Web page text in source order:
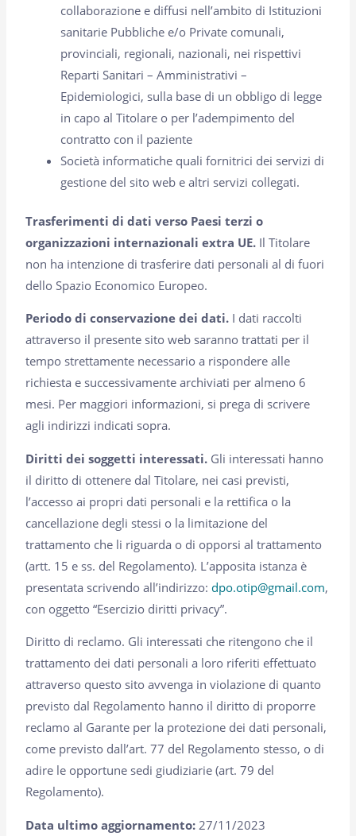
collaborazione e diffusi nell’ambito di Istituzioni
sanitarie Pubbliche e/o Private comunali,
provinciali, regionali, nazionali, nei rispettivi
Reparti Sanitari – Amministrativi –
Epidemiologici, sulla base di un obbligo di legge
in capo al Titolare o per l’adempimento del
contratto con il paziente
Società informatiche quali fornitrici dei servizi di
gestione del sito web e altri servizi collegati.
Trasferimenti di dati verso Paesi terzi o
organizzazioni internazionali extra UE. Il Titolare
non ha intenzione di trasferire dati personali al di fuori
dello Spazio Economico Europeo.
Periodo di conservazione dei dati. I dati raccolti
attraverso il presente sito web saranno trattati per il
tempo strettamente necessario a rispondere alle
richiesta e successivamente archiviati per almeno 6
mesi. Per maggiori informazioni, si prega di scrivere
agli indirizzi indicati sopra.
Diritti dei soggetti interessati. Gli interessati hanno
il diritto di ottenere dal Titolare, nei casi previsti,
l’accesso ai propri dati personali e la rettifica o la
cancellazione degli stessi o la limitazione del
trattamento che li riguarda o di opporsi al trattamento
(artt. 15 e ss. del Regolamento). L’apposita istanza è
presentata scrivendo all’indirizzo:dpo.otip@gmail.com,
con oggetto “Esercizio diritti privacy”.
Diritto di reclamo. Gli interessati che ritengono che il
trattamento dei dati personali a loro riferiti effettuato
attraverso questo sito avvenga in violazione di quanto
previsto dal Regolamento hanno il diritto di proporre
reclamo al Garante per la protezione dei dati personali,
come previsto dall’art. 77 del Regolamento stesso, o di
adire le opportune sedi giudiziarie (art. 79 del
Regolamento).
Data ultimo aggiornamento: 27/11/2023